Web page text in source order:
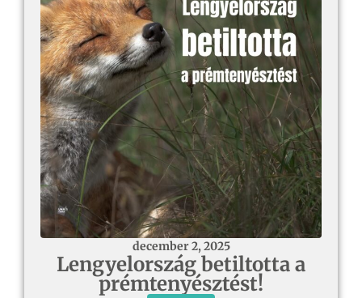
december 2, 2025
Lengyelország betiltotta a
prémtenyésztést!